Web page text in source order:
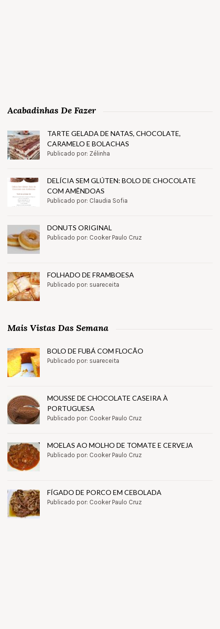
Acabadinhas De Fazer
TARTE GELADA DE NATAS, CHOCOLATE,
CARAMELO E BOLACHAS
Publicado por: Zélinha
DELÍCIA SEM GLÚTEN: BOLO DE CHOCOLATE
COM AMÊNDOAS
Publicado por: Claudia Sofia
DONUTS ORIGINAL
Publicado por: Cooker Paulo Cruz
FOLHADO DE FRAMBOESA
Publicado por: suareceita
Mais Vistas Das Semana
BOLO DE FUBÁ COM FLOCÃO
Publicado por: suareceita
MOUSSE DE CHOCOLATE CASEIRA À
PORTUGUESA
Publicado por: Cooker Paulo Cruz
MOELAS AO MOLHO DE TOMATE E CERVEJA
Publicado por: Cooker Paulo Cruz
FÍGADO DE PORCO EM CEBOLADA
Publicado por: Cooker Paulo Cruz